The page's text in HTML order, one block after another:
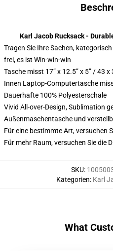
Karl Jacob Rucksack -
Tragen Sie Ihre Sachen,
frei, es ist Win-win-win
Tasche misst 17” x 12.5” x 5” / 43 x
Innen Laptop-Computertasche misst
Dauerhafte 100% Polyesterschale
Vivid All-over-Design, Sublimation
Außenmaschentasche und
Für eine bestimmte Art, versuchen
Für mehr Raum, versuchen Sie die
SKU:
Kategorien: Karl
What